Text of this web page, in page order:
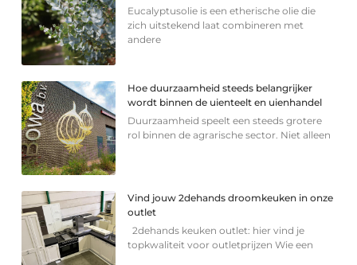
Eucalyptusolie is een etherische olie die
zich uitstekend laat combineren met
andere
Hoe duurzaamheid steeds belangrijker
wordt binnen de uienteelt en uienhandel
Duurzaamheid speelt een steeds grotere
rol binnen de agrarische sector. Niet alleen
Vind jouw 2dehands droomkeuken in onze
outlet
2dehands keuken outlet: hier vind je
topkwaliteit voor outletprijzen Wie een